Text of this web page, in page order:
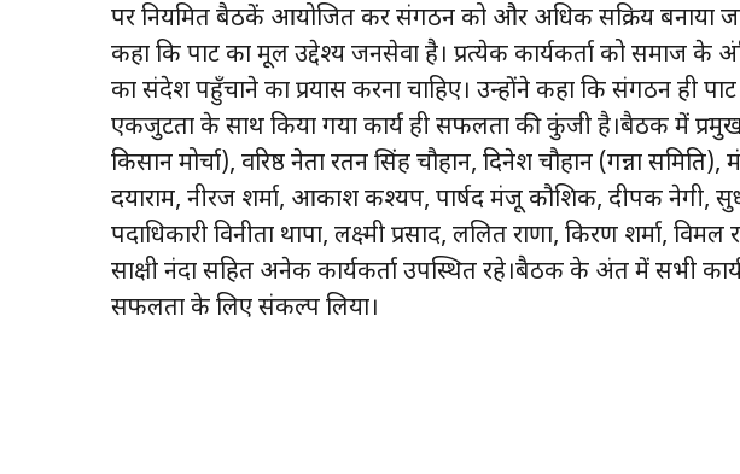
पर नियमित बैठकें आयोजित कर संगठन को और अधिक सक्रिय बनाया
कहा कि पार्टी का मूल उद्देश्य जनसेवा है। प्रत्येक कार्यकर्ता को समाज के
का संदेश पहुँचाने का प्रयास करना चाहिए। उन्होंने कहा कि संगठन ही
एकजुटता के साथ किया गया कार्य ही सफलता की कुंजी है।बैठक में प्रमुख
किसान मोर्चा), वरिष्ठ नेता रतन सिंह चौहान, दिनेश चौहान (गन्ना समिति),
दयाराम, नीरज शर्मा, आकाश कश्यप, पार्षद मंजू कौशिक, दीपक नेगी,
पदाधिकारी विनीता थापा, लक्ष्मी प्रसाद, ललित राणा, किरण शर्मा,
साक्षी नंदा सहित अनेक कार्यकर्ता उपस्थित रहे।बैठक के अंत में सभी
सफलता के लिए संकल्प लिया।